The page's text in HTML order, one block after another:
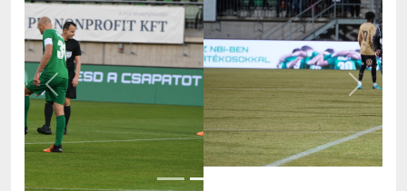
Previous Next